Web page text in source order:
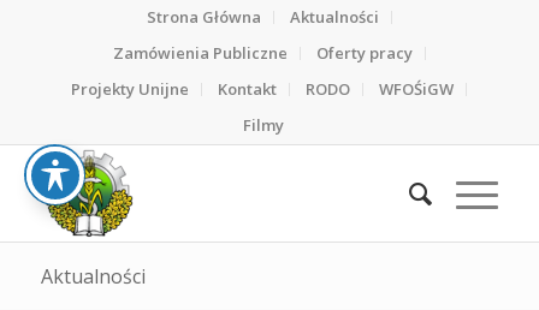
Strona Główna
Aktualności
Zamówienia Publiczne
Oferty pracy
Projekty Unijne
Kontakt RODO
WFOŚiGW
Filmy
Aktualności